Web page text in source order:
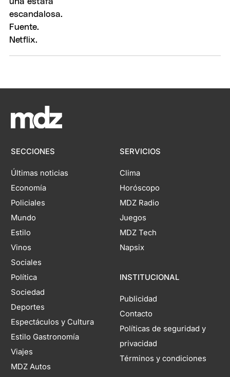
SECCIONES
Últimas noticias
Economía
Policiales
Mundo
Estilo
Vinos
Sociales
Política
Sociedad
Deportes
Espectáculos y Cultura
Estilo Gastronomía
Viajes
MDZ Autos
SERVICIOS
Clima
Horóscopo
MDZ Radio
Juegos
MDZ Tech
Napsix
INSTITUCIONAL
Publicidad
Contacto
Políticas de seguridad y
privacidad
Términos y condiciones